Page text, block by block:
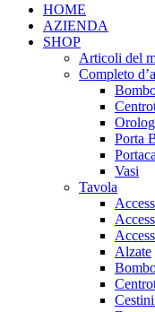
HOME
AZIENDA
SHOP
Articoli del
Completo
Porta
Vasi
Tavola
Alzate